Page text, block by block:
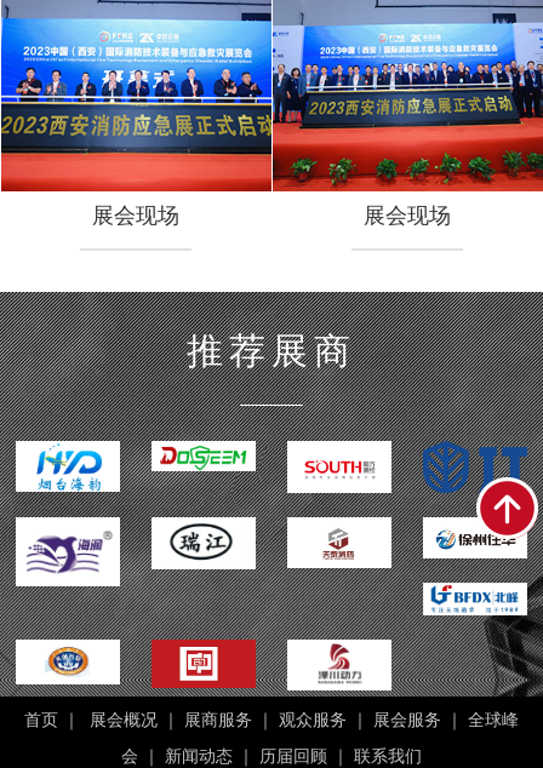
展会现场
展会现场
展会现场
展会现场
推荐展商
首页｜ 展会概况｜ 展商服务 ｜ 观众服务 ｜ 展会服务 ｜ 全球峰
会 ｜ 新闻动态｜ 历届回顾｜ 联系我们